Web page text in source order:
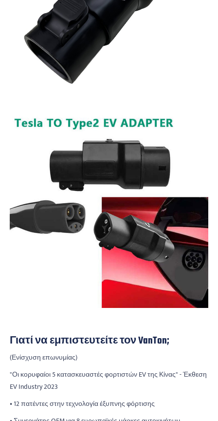
Γιατί να εμπιστευτείτε τον VanTon;
(Ενίσχυση επωνυμίας)
"Οι κορυφαίοι 5 κατασκευαστές φορτιστών EV της Κίνας" - Έκθεση
EV Industry 2023
• 12 πατέντες στην τεχνολογία έξυπνης φόρτισης